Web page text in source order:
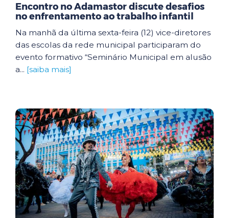
Encontro no Adamastor discute desafios
no enfrentamento ao trabalho infantil
Na manhã da última sexta-feira (12) vice-diretores
das escolas da rede municipal participaram do
evento formativo “Seminário Municipal em alusão
a... [saiba mais]